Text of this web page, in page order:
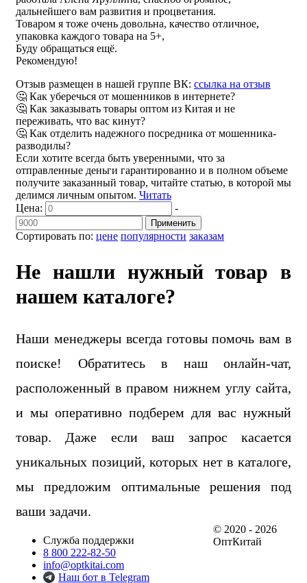
дальнейшего вам развития и процветания.
Товаром я тоже очень довольна, качество отличное,
упаковка каждого товара на 5+,
Буду обращаться ещё.
Рекомендую!
Отзыв размещен в нашей группе ВК: ссылка на отзыв
🤔 Как уберечься от мошенников в интернете?
🤔 Как заказывать товары оптом из Китая и не
переживать, что вас кинут?
🤔 Как отделить надежного посредника от мошенника-
разводилы?
Если хотите всегда быть уверенными, что за
отправленные деньги гарантированно и в полном объеме
получите заказанный товар, читайте статью, в которой мы
делимся личным опытом. Читать
Сортировать по: цене популярности заказам
Цена: -
Применить
Не нашли нужный товар в
нашем каталоге?
Наши менеджеры всегда готовы помочь вам в
поиске! Обратитесь в наш онлайн-чат,
расположенный в правом нижнем углу сайта,
и мы оперативно подберем для вас нужный
товар. Даже если ваш запрос касается
уникальных позиций, которых нет в каталоге,
мы предложим оптимальные решения под
ваши задачи.
Служба поддержки
8 800 222-82-50
info@optkitai.com
Наш бот в Telegram
© 2020 - 2026
ОптКитай